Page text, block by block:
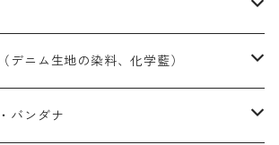
合い
鮮やかな黄色）
色）
料
販売
ックスPS－900
藤を染める染料
能）
デニム生地の染料、化学藍）
ット販売
バンダナ